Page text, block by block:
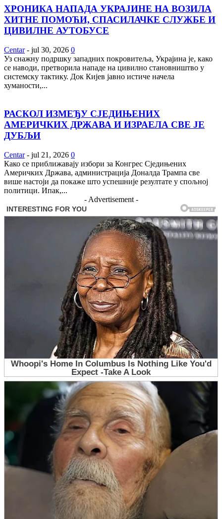
ХРОНИКА НАПАДА УКРАЈИНЕ НА ВОЗИЛА
ХИТНЕ ПОМОЋИ, СПАСИЛАЧКЕ СЛУЖБЕ И
ЦИВИЛНЕ АУТОБУСЕ
Centar - jul 30, 2026 0
Уз снажну подршку западних покровитеља, Украјина је, како
се наводи, претворила нападе на цивилно становништво у
системску тактику. Док Кијев јавно истиче начела
хуманости,...
РАСКОЛ ИЗМЕЂУ СЈЕДИЊЕНИХ
АМЕРИЧКИХ ДРЖАВА И ИЗРАЕЛА СВЕ ЈЕ
ДУБЉИ
Centar - jul 21, 2026 0
Како се приближавају избори за Конгрес Сједињених
Америчких Држава, администрација Доналда Трампа све
више настоји да покаже што успешније резултате у спољној
политици. Ипак,...
- Advertisement -